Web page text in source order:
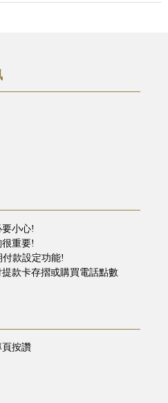
小心!
重要!
款設定功能!
款卡存摺或購買電話點數
按讚